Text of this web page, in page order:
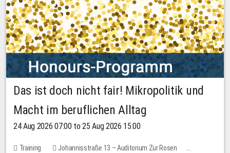
Das ist doch nicht fair! Mikropolitik und
Macht im beruflichen Alltag
24 Aug 2026 07:00 to 25 Aug 2026 15:00
Training
Johannisstraße 13 – Auditorium Zur Rosen